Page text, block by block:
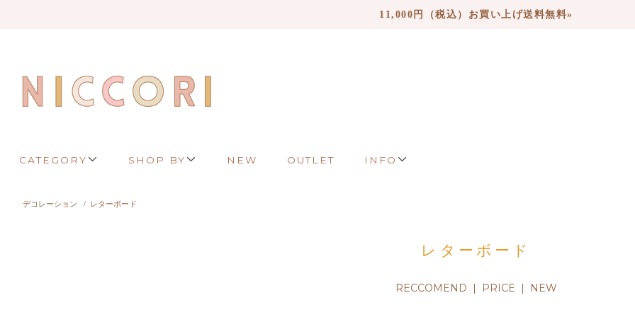
11,000円（税込）お買い上げ送料無料»
CATEGORY SHOP BY NEW OUTLET INFO
デコレーション / レターボード
レターボード
RECCOMEND | PRICE | NEW